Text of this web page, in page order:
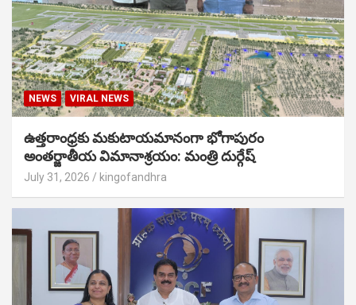
NEWS VIRAL NEWS
ఉత్తరాంధ్రకు మకుటాయమానంగా భోగాపురం
అంతర్జాతీయ విమానాశ్రయం: మంత్రి దుర్గేష్
July 31, 2026 kingofandhra